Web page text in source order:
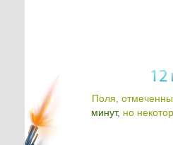
Поля,
минут, но